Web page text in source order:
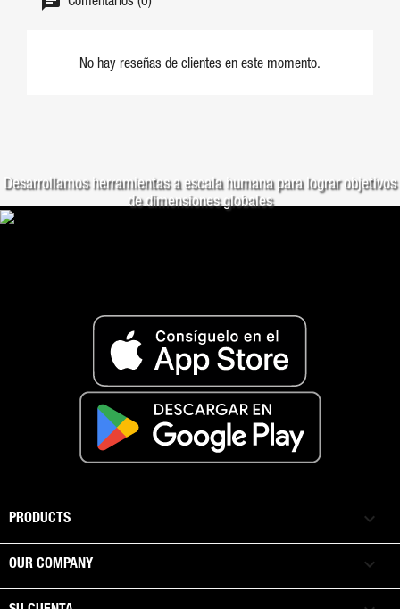
No hay reseñas de clientes en este momento.
Desarrollamos herramientas a escala humana para lograr objetivos
de dimensiones globales
PRODUCTS 
OUR COMPANY 